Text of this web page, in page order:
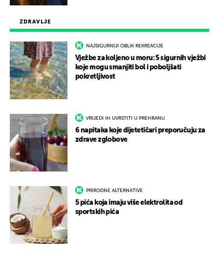
ZDRAVLJE
NAJSIGURNIJI OBLIK REKREACIJE
Vježbe za koljeno u moru: 5 sigurnih vježbi
koje mogu smanjiti bol i poboljšati
pokretljivost
VRIJEDI IH UVRSTITI U PREHRANU
6 napitaka koje dijetetičari preporučuju za
zdrave zglobove
PRIRODNE ALTERNATIVE
5 pića koja imaju više elektrolita od
sportskih pića